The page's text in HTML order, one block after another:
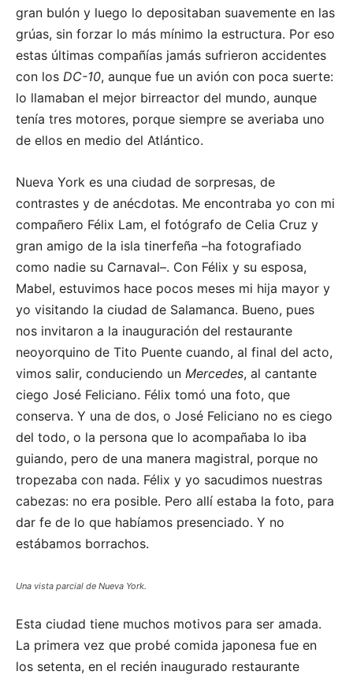
gran bulón y luego lo depositaban suavemente en las
grúas, sin forzar lo más mínimo la estructura. Por eso
estas últimas compañías jamás sufrieron accidentes
con los DC-10, aunque fue un avión con poca suerte:
lo llamaban el mejor birreactor del mundo, aunque
tenía tres motores, porque siempre se averiaba uno
de ellos en medio del Atlántico.
Nueva York es una ciudad de sorpresas, de
contrastes y de anécdotas. Me encontraba yo con mi
compañero Félix Lam, el fotógrafo de Celia Cruz y
gran amigo de la isla tinerfeña –ha fotografiado
como nadie su Carnaval–. Con Félix y su esposa,
Mabel, estuvimos hace pocos meses mi hija mayor y
yo visitando la ciudad de Salamanca. Bueno, pues
nos invitaron a la inauguración del restaurante
neoyorquino de Tito Puente cuando, al final del acto,
vimos salir, conduciendo un Mercedes, al cantante
ciego José Feliciano. Félix tomó una foto, que
conserva. Y una de dos, o José Feliciano no es ciego
del todo, o la persona que lo acompañaba lo iba
guiando, pero de una manera magistral, porque no
tropezaba con nada. Félix y yo sacudimos nuestras
cabezas: no era posible. Pero allí estaba la foto, para
dar fe de lo que habíamos presenciado. Y no
estábamos borrachos.
Una vista parcial de Nueva York.
Esta ciudad tiene muchos motivos para ser amada.
La primera vez que probé comida japonesa fue en
los setenta, en el recién inaugurado restaurante